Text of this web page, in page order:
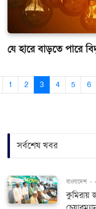
যে হারে বাড়তে পারে
1 2 3 4 5 6
সর্বশেষ খবর
বাংলাদেশ -
কুমিরায়